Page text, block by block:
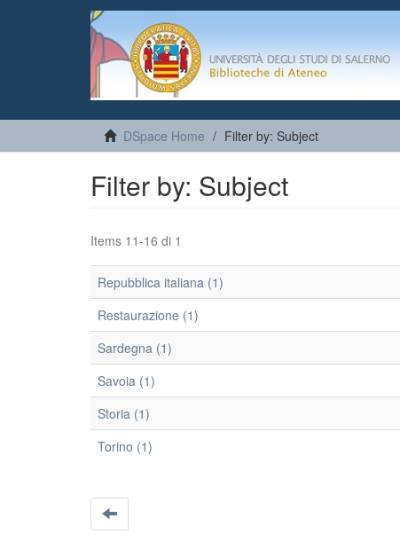
DSpace Home Filter by: Subject
Filter by: Subject
Items 11-16 di 1
Repubblica italiana (1)
Restaurazione (1)
Sardegna (1)
Savoia (1)
Storia (1)
Torino (1)